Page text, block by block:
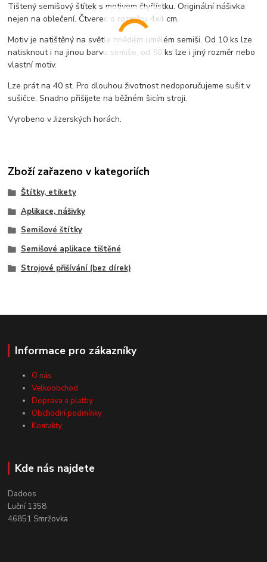
Tištený semišový štítek s motivem čtyřlístku. Originální nášivka
nejen na oblečení. Čtverec o rozměru 4x4 cm.
Motiv je natištěný na světle hnědém umělém semiši. Od 10 ks lze
natisknout i na jinou barvu semiše, od 50 ks lze i jiný rozměr nebo
vlastní motiv.
Lze prát na 40 st. Pro dlouhou životnost nedoporučujeme sušit v
sušičce. Snadno přišijete na běžném šicím stroji.
Vyrobeno v Jizerských horách.
Zboží zařazeno v kategoriích
Štítky, etikety
Aplikace, nášivky
Semišové štítky
Semišové aplikace tištěné
Strojové přišívání (bez dírek)
Informace pro zákazníky
O nás
Velkoobchod
Doprava a platby
Obchodní podmínky
Kontakty
Kde nás najdete
Dadoos
Luční 1358
46851 Smržovka